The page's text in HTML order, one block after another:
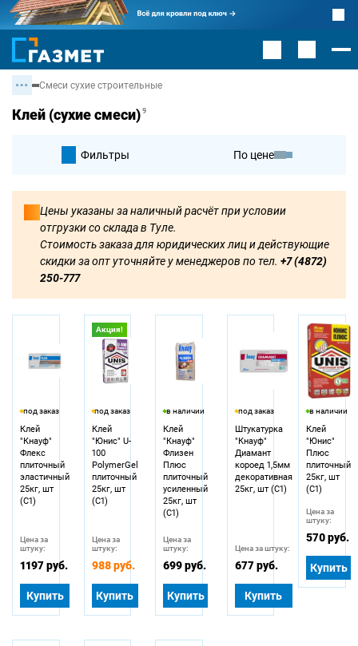
Смеси сухие строительные
Клей (сухие смеси)9
По умолчанию
По цене
Фильтры
Цены указаны за наличный расчёт при условии
отгрузки со склада в Туле.
Стоимость заказа для юридических лиц и действующие
скидки за опт уточняйте у менеджеров по тел. +7 (4872)
250-777
под заказ
Клей
"Кнауф"
Флекс
плиточный
эластичный
25кг, шт
(С1)
Цена за
штуку:
1197 руб.
Купить
Акция!
под заказ
Клей
"Юнис" U-
100
PolymerGel
плиточный
25кг, шт
(С1)
Цена за
штуку:
988 руб.
Купить
в наличии
Клей
"Кнауф"
Флизен
Плюс
плиточный
усиленный
25кг, шт
(С1)
Цена за
штуку:
699 руб.
Купить
под заказ
Штукатурка
"Кнауф"
Диамант
короед 1,5мм
декоративная
25кг, шт (С1)
Цена за штуку:
677 руб.
Купить
в наличии
Клей
"Юнис"
Плюс
плиточный
25кг, шт
(С1)
Цена за
штуку:
570 руб.
Купить